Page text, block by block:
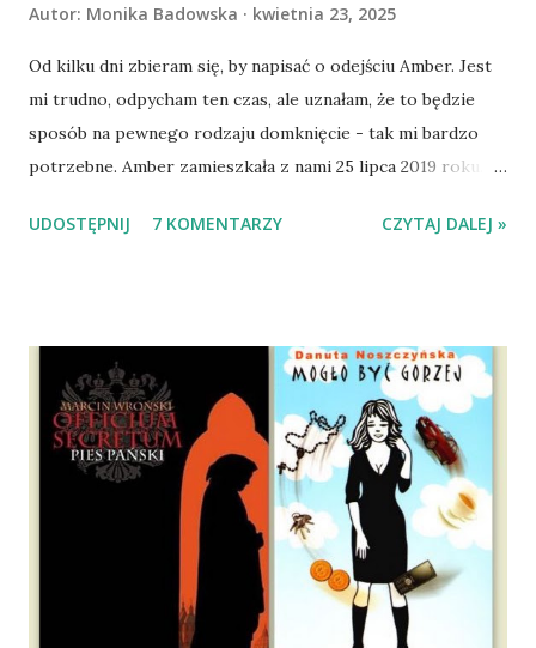
Autor: Monika Badowska kwietnia 23, 2025
Od kilku dni zbieram się, by napisać o odejściu Amber. Jest
mi trudno, odpycham ten czas, ale uznałam, że to będzie
sposób na pewnego rodzaju domknięcie - tak mi bardzo
potrzebne. Amber zamieszkała z nami 25 lipca 2019 roku.
Mazowieckim, pojechaliśmy na wizytę zapoznawczą, a kilka
wspólnego życia przeczytacie TUTAJ i TUTAJ . Gdy już
nieco okrzepliśmy w codzienności z psem, a Amber - z
ludźmi i kotami, pojawił się pomysł na wspólny jesienny
wyjazd w Beskid Niski. Zanim to jednak się stało psica miała
atak padaczki, co spowodowało, że wyjazd odwołaliśmy,
wdrożyliśmy leczenie i od nowa zaczęliśmy oswajać z nami i
wspólnym życiem zdezorientowanego chorobą psa. Udało
się ustabilizować zawirowania zdrowotne i wówczas
zaczęliśmy się cieszyć sobą wzajemnie już na 100%.
UDOSTĘPNIJ 7 KOMENTARZY CZYTAJ DALEJ »